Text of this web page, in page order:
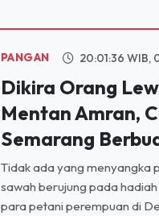
PANGAN 20:01:36 WIB,
Dikira Orang
Mentan Amran,
Semarang
Tidak ada yang menyangka
sawah berujung pada
para petani perempuan di